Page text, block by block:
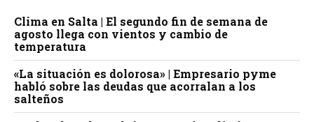
Clima en Salta | El segundo fin de semana de
agosto llega con vientos y cambio de
temperatura
«La situación es dolorosa» | Empresario pyme
habló sobre las deudas que acorralan a los
salteños